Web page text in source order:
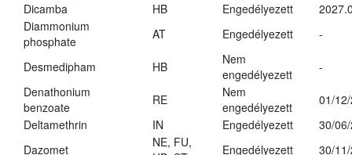
Dicamba
HB Engedélyezett
Diammonium
phosphate
AT Engedélyezett -
Desmedipham HB
Nem
engedélyezett
-
Denathonium
benzoate
RE
Nem
engedélyezett
01/
Deltamethrin
IN Engedélyezett
30/
Dazomet
NE, FU,
Engedélyezett
30/